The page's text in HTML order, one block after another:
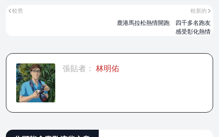
較新的
鹿港馬拉松熱情開跑 四千多名跑友
感受彰化熱情
較舊
張貼者： 林明佑